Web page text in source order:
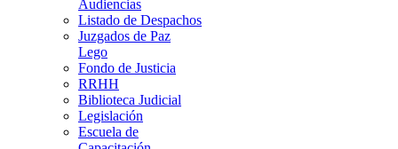
Audiencias
Listado de Despachos
Juzgados de Paz
Lego
Fondo de Justicia
RRHH
Biblioteca Judicial
Legislación
Escuela de